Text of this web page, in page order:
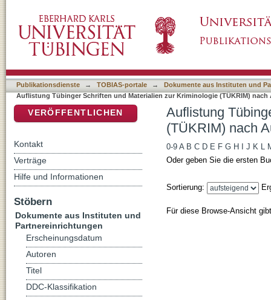
Publikationsdienste → TOBIAS-portale →
Dokumente aus Instituten und
Auflistung Tübinger Schriften und Materialien zur Kriminologie (TÜKRIM) nach
Auflistung
(TÜKRIM) nach
0-9 A B C D E F G H J K L
Oder geben Sie die ersten
Sortierung:
Für diese Browse-Ansicht
VERÖFFENTLICHEN
Kontakt
Verträge
Hilfe und Informationen
Stöbern
Dokumente aus Instituten und
Partnereinrichtungen
Erscheinungsdatum
Autoren
Titel
DDC-Klassifikation